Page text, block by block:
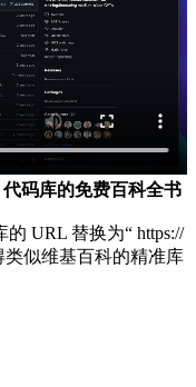
码库的免费百科全书
URL 替换为“ https://
类似维基百科的精准库